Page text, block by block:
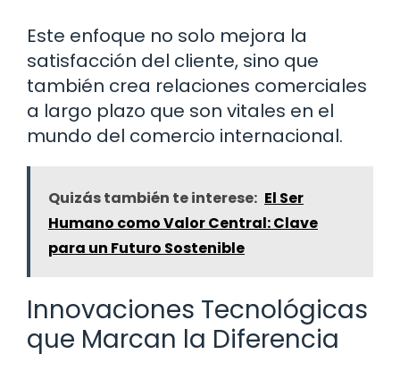
Este enfoque no solo mejora la
satisfacción del cliente, sino que
también crea relaciones comerciales
a largo plazo que son vitales en el
mundo del comercio internacional.
Quizás también te interese: El Ser
Humano como Valor Central: Clave
para un Futuro Sostenible
Innovaciones Tecnológicas
que Marcan la Diferencia